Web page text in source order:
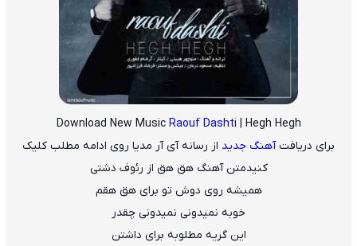
Download New Music Raouf Dashti | Hegh Hegh
برای دریافتآهنگ جدید از رسانه آی آر مدیا روی ادامه مطلب کلیک
کنیدمتن آهنگ هق هق از رئوف دشتی
همیشه روی دوش تو برای هق هقم
خوبه نمیدونی نمیدونی چقدر
این گریه مطلوبه برای داشتن